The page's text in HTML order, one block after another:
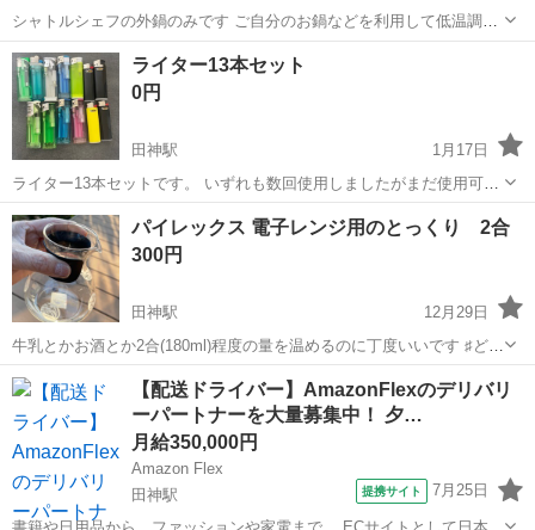
シャトルシェフの外鍋のみです ご自分のお鍋などを利用して低温調理
や煮込料理の仕上げに使うには如何でしょうか？
岐阜 岐阜市 田神駅 調理器具
ライター13本セット
0円
田神駅
1月17日
ライター13本セットです。 いずれも数回使用しましたがまだ使用可能
です。 オイル残量は画像をご確認ください。
岐阜 岐阜市 田神駅 その他
パイレックス 電子レンジ用のとっくり 2合
300円
田神駅
12月29日
牛乳とかお酒とか2合(180ml)程度の量を温めるのに丁度いいです ♯どっ
くり ♯吟 ♯パイレックス
岐阜 田神駅 食器
【配送ドライバー】AmazonFlexのデリバリ
ーパートナーを大量募集中！ 夕…
月給350,000円
Amazon Flex
田神駅
提携サイト 7月25日